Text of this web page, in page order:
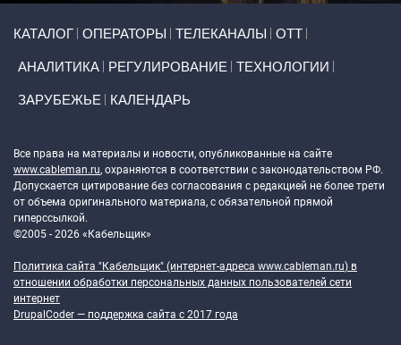
КАТАЛОГ ОПЕРАТОРЫ ТЕЛЕКАНАЛЫ ОТТ
АНАЛИТИКА РЕГУЛИРОВАНИЕ ТЕХНОЛОГИИ
ЗАРУБЕЖЬЕ КАЛЕНДАРЬ
Все права на материалы и новости, опубликованные на сайте
www.cableman.ru, охраняются в соответствии с законодательством РФ.
Допускается цитирование без согласования с редакцией не более трети
от объема оригинального материала, с обязательной прямой
гиперссылкой.
©2005 - 2026 «Кабельщик»
Политика сайта "Кабельщик" (интернет-адреса www.cableman.ru) в
отношении обработки персональных данных пользователей сети
интернет
DrupalCoder — поддержка сайта c 2017 года